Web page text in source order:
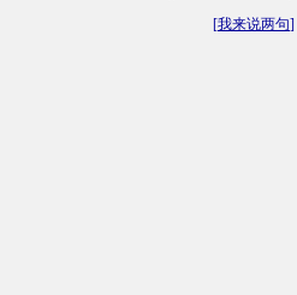
[我来说两句]